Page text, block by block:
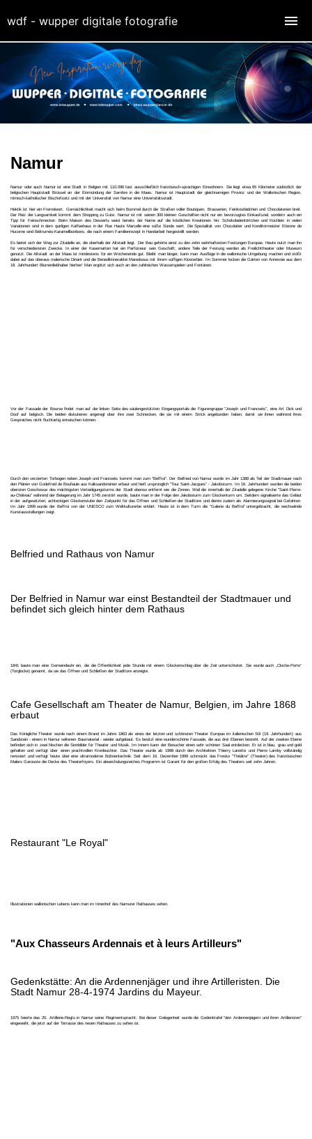
Namur
Namur oder auch Namür ist eine Stadt in Belgien mit 110.096 fast ausschließlich französisch-sprachigen Einwohnern. Sie liegt etwa 65 Kilometer südöstlich der
belgischen Hauptstadt Brüssel an der Einmündung der Sambre in die Maas. Namur ist Hauptstadt der gleichnamigen Provinz und der Wallonischen Region,
römisch-katholischer Bischofssitz und mit der Universität von Namur eine Universitätsstadt.
Hektik ist hier ein Fremdwort. Gemächlichkeit macht sich beim Bummel durch die Straßen voller Boutiquen, Brasserien, Feinkostlädchen und Chocolaterien breit.
Der Reiz der Langsamkeit kommt dem Shopping zu Gute: Namur ist mit seinen 300 kleinen Geschäften nicht nur ein bevorzugtes Einkaufsziel, sondern auch ein
Tipp für Feinschmecker. Beim Maison des Desserts weist bereits der Name auf die köstlichen Kreationen hin: Schokoladentörtchen und Küchlein in vielen
Variationen sind in dem quirligen Kaffeehaus in der Rue Haute Marcelle eine süße Sünde wert. Die Spezialität von Chocolatier und Konditormeister Etienne de
Hucorne sind Biétrumés-Karamellbonbons, die nach einem Familienrezept in Handarbeit hergestellt werden.
Es bietet sich der Weg zur Zitadelle an, die oberhalb der Altstadt liegt. Der Bau gehörte einst zu den zehn wehrhaftesten Festungen Europas. Heute nutzt man ihn
für verschiedensten Zwecke. In einer der Kasematten hat ein Parfümeur sein Geschäft, andere Teile der Festung werden als Freilichttheater oder Museum
genutzt. Die Altstadt an der Maas ist mindestens für ein Wochenende gut. Bleibt man länger, kann man Ausflüge in die wallonische Umgebung machen und stößt
dabei auf das überaus malerische Dinant und die Benediktinerabtei Maredsous mit ihrem süffigen Klosterbier. Im Sommer locken die Gärten von Annevoie aus dem
18. Jahrhundert Blumenliebhaber hierher! Man ergötzt sich auch an den zahlreichen Wasserspielen und Fontänen.
Vor der Fassade der Bourse findet man auf der linken Seite des säulengestützten Eingangsportals die Figurengruppe "Joseph und Francwès", eine Art Dick und
Doof auf belgisch. Die beiden diskutieren angeregt über ihre zwei Schnecken, die sie mit einem Strick angebunden haben, damit sie ihnen während ihres
Gespräches nicht fluchtartig entwischen können.
Durch den verzierten Torbogen neben Joseph und Francwès kommt man zum "Beffroi". Der Belfried von Namur wurde im Jahr 1388 als Teil der Stadtmauer nach
den Plänen von Godefroid de Boufiaule aus Kalksandsteinen erbaut und hieß ursprünglich "Tour Saint-Jacques" - Jakobsturm. Im 16. Jahrhundert wurden die beiden
obersten Geschosse des mächtigsten Verteidigungsturms der Stadt ebenso entfernt wie die Zinnen. Weil die innerhalb der Zitadelle gelegene Kirche "Saint-Pierre-
au-Château" während der Belagerung im Jahr 1745 zerstört wurde, baute man in der Folge den Jakobsturm zum Glockenturm um. Seitdem signalisierte das Geläut
in der aufgesetzten, achteckigen Glockenstube den Zeitpunkt für das Öffnen und Schließen der Stadttore und diente zudem als Alarmierungssignal bei Gefahren.
Im Jahr 1999 wurde der Beffroi von der UNESCO zum Weltkulturerbe erklärt. Heute ist in dem Turm die "Galerie du Beffroi" untergebracht, die wechselnde
Kunstausstellungen zeigt.
Belfried und Rathaus von Namur
Der Belfried in Namur war einst Bestandteil der Stadtmauer und
befindet sich gleich hinter dem Rathaus
1841 baute man eine Gemeindeuhr ein, die die Öffentlichkeit jede Stunde mit einem Glockenschlag über die Zeit unterrichtetet. Sie wurde auch „Cloche-Porte“
(Torglocke) genannt, da sie das Öffnen und Schließen der Stadttore anzeigte.
Cafe Gesellschaft am Theater de Namur, Belgien, im Jahre 1868
erbaut
Das Königliche Theater wurde nach einem Brand im Jahre 1863 als eines der letzten und schönsten Theater Europas im italienischen Stil (19. Jahrhundert) aus
Sandstein - einem in Namur seltenen Baumaterial - wieder aufgebaut. Es besitzt eine wunderschöne Fassade, die aus drei Ebenen besteht. Auf der zweiten Ebene
befinden sich in zwei Nischen die Sinnbilder für Theater und Musik. Im Innern kann der Besucher einen sehr schönen Saal entdecken. Er ist in blau, grau und gold
gehalten und verfügt über einen prachtvollen Kronleuchter. Das Theater wurde ab 1998 durch den Architekten Thierry Lanotte und Pierre Lamby vollständig
renoviert und verfügt heute über eine ultramoderne Bühnentechnik. Seit dem 16. Dezember 1999 schmückt das Fresko "Théâtre" (Theater) des französischen
Malers Garouste die Decke des Theaterfoyers. Ein abwechslungsreiches Programm ist Garant für den großen Erfolg des Theaters seit zehn Jahren.
Restaurant "Le Royal"
Illustrationen wallonischen Lebens kann man im Innenhof des Namurer Rathauses sehen.
"Aux Chasseurs Ardennais et à leurs Artilleurs"
Gedenkstätte: An die Ardennenjäger und ihre Artilleristen. Die
Stadt Namur 28-4-1974 Jardins du Mayeur.
1975 feierte das 20. Artillerie-Regts in Namur seine Regimentspracht; Bei dieser Gelegenheit wurde die Gedenktafel "den Ardennenjägern und ihren Artilleristen"
eingeweiht, die jetzt auf der Terrasse des neuen Rathauses zu sehen ist.
wdf - wupper digitale fotografie